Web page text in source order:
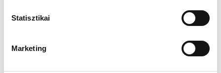
Statisztikai
Marketing